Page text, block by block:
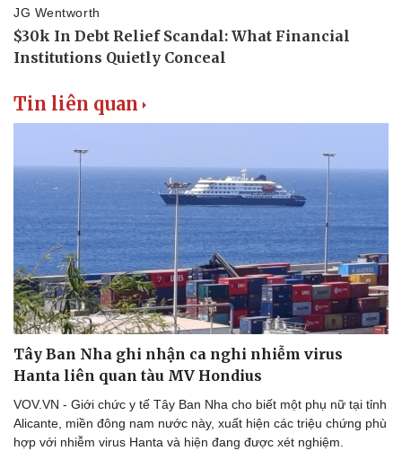
Thể thao
Bóng đá
Lịch thi đấu bóng đá
eSports
Hậu trường
Ô tô - Xe máy
Ô tô
Xe máy
Tin liên quan
Tây Ban Nha ghi nhận ca nghi nhiễm virus
Hanta liên quan tàu MV Hondius
VOV.VN - Giới chức y tế Tây Ban Nha cho biết một phụ nữ tại tỉnh
Alicante, miền đông nam nước này, xuất hiện các triệu chứng phù
hợp với nhiễm virus Hanta và hiện đang được xét nghiệm.